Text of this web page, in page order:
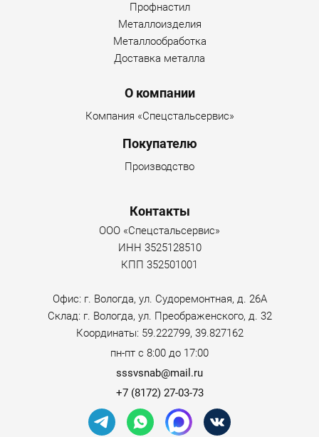
Профнастил
Металлоизделия
Металлообработка
Доставка металла
О компании
Компания «Спецстальсервис»
Покупателю
Производство
Контакты
ООО «Спецстальсервис»
ИНН 3525128510
КПП 352501001
Офис: г. Вологда, ул. Судоремонтная, д. 26А
Склад: г. Вологда, ул. Преображенского, д. 32
Координаты: 59.222799, 39.827162
пн-пт с 8:00 до 17:00
sssvsnab@mail.ru
+7 (8172) 27-03-73